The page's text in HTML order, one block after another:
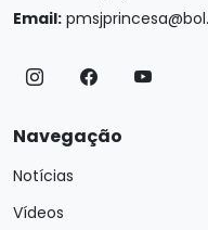
Email:
Navegação
Notícias
Vídeos